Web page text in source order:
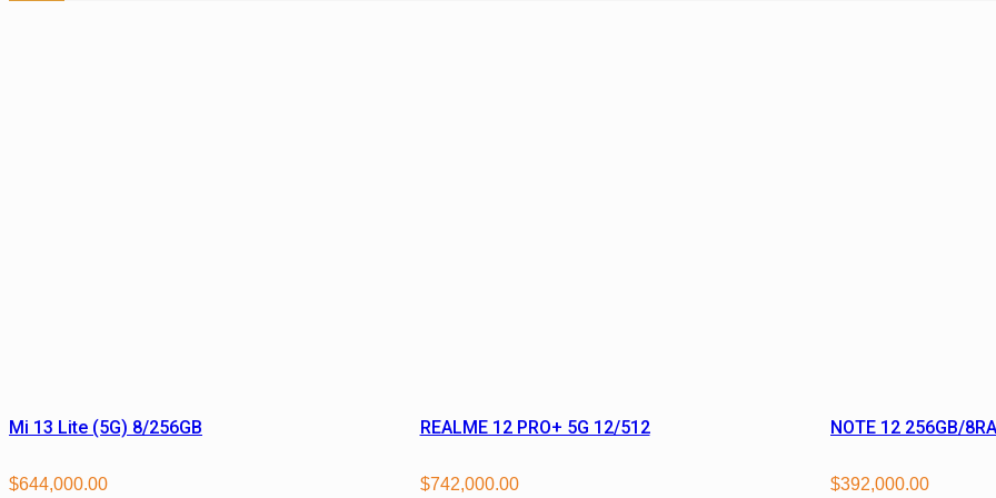
Mi 13 Lite (5G) 8/256GB
$644,000.00
REALME 12 PRO+ 5G 12/512
$742,000.00
NOTE 12 256GB/
$392,000.00